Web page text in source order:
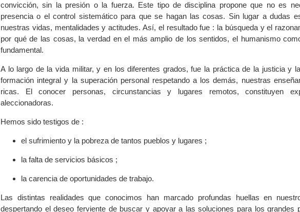
convicción, sin la presión o la fuerza. Este tipo de disciplina propone que no es
presencia o el control sistemático para que se hagan las cosas. Sin lugar a dudas
nuestras vidas, mentalidades y actitudes. Así, el resultado fue : la búsqueda y el
por qué de las cosas, la verdad en el más amplio de los sentidos, el humanismo
fundamental.
A lo largo de la vida militar, y en los diferentes grados, fue la práctica de la justicia y
formación integral y la superación personal respetando a los demás, nuestras
ricas. El conocer personas, circunstancias y lugares remotos, constituyen
aleccionadoras.
Hemos sido testigos de :
el sufrimiento y la pobreza de tantos pueblos y lugares ;
la falta de servicios básicos ;
la carencia de oportunidades de trabajo.
Las distintas realidades que conocimos han marcado profundas huellas en
despertando el deseo ferviente de buscar y apoyar a las soluciones para los grandes